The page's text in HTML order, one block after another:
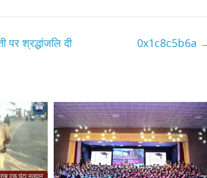
पर श्रद्धांजलि दी 0x1c8c5b6a